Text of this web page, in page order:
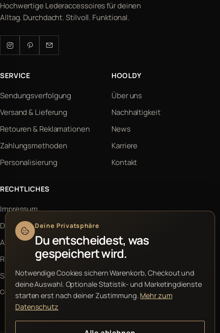
Hochwertige Lederaccessoires für deinen
Alltag. Durchdacht. Stilvoll. Funktional.
SERVICE
Sendungsverfolgung
Versand & Lieferung
Retouren & Reklamationen
Zahlungsmethoden
Personalisierung
HOOLDY
Über uns
Nachhaltigkeit
News
Karriere
Kontakt
RECHTLICHES
Impressum
Datenschutz
AGB
Rückerstattung
Sitemap
Cookie-Einstellungen
Deine Privatsphäre
Du entscheidest, was
gespeichert wird.
Notwendige Cookies sichern Warenkorb, Checkout und
deine Auswahl. Optionale Statistik- und Marketingdienste
starten erst nach deiner Zustimmung. Mehr zum
Datenschutz